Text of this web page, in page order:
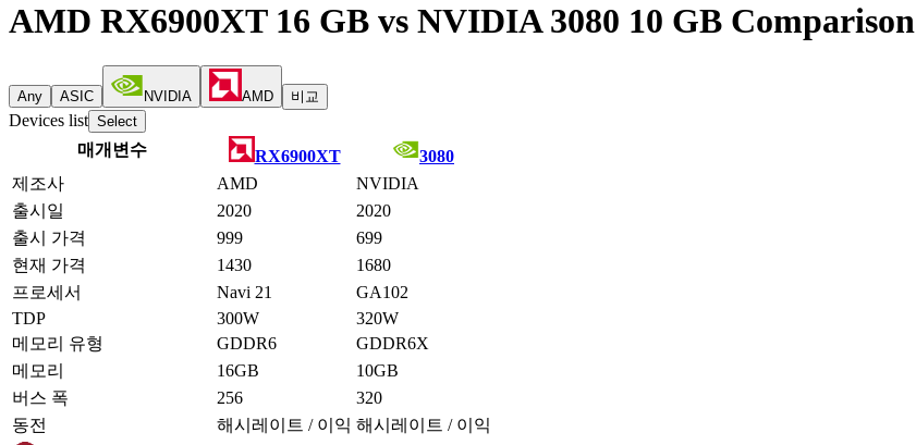
AMD RX6900XT 16 GB vs NVIDIA 3080 10 GB Comparison
Any ASIC NVIDIA AMD 비교
Devices list Select
매개변수 RX6900XT
3080
제조사
AMD
NVIDIA
출시일
2020
2020
출시 가격
999
699
현재 가격
1430
1680
프로세서
Navi 21
GA102
TDP
300W
320W
메모리 유형
GDDR6
GDDR6X
메모리
16GB
10GB
버스 폭
256
320
동전
해시레이트 / 이익 해시레이트 / 이익